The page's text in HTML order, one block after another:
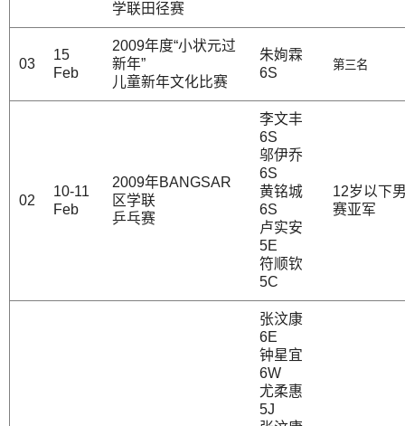
学联田径赛
03
15
Feb
2009年度“小状元过
新年”
儿童新年文化比赛
朱姰霖
6S
第三名
02
10-11
Feb
2009年BANGSAR
区学联
乒乓赛
李文丰
6S
邬伊乔
6S
黄铭城
6S
卢实安
5E
符顺钦
5C
12岁以下
赛亚军
张汶康
6E
钟星宜
6W
尤柔惠
5J